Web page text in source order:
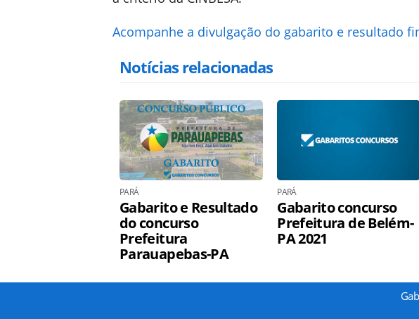
Acompanhe a divulgação do gabarito e resultado
Notícias relacionadas
PARÁ
Gabarito e Resultado
do concurso
Prefeitura
Parauapebas-PA
PARÁ
Gabarito concurso
Prefeitura de Belém-
PA 2021